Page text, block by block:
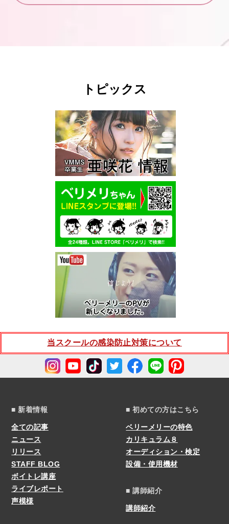
トピックス
当スクールの感染防止対策について
■ 新着情報
全ての記事
ニュース
リリース
STAFF BLOG
ボイトレ講座
ライブレポート
声模様
■ 初めての方はこちら
ベリーメリーの特色
カリキュラム８
オーディション・検定
設備・使用機材
■ 講師紹介
講師紹介